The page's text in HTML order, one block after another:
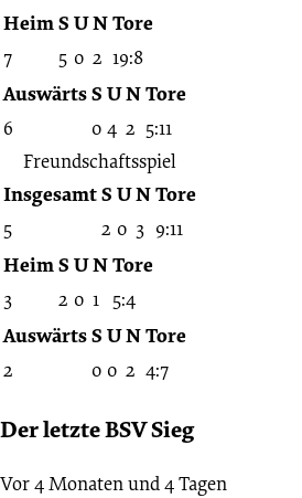
HeimS UNTore
7 5 0 2 19:8
AuswärtsS UNTore
6 0 4 2 5:11
Freundschaftsspiel
InsgesamtS UNTore
5 2 0 3 9:11
HeimS UNTore
3 2 0 1 5:4
AuswärtsS UNTore
2 0 0 2 4:7
Der letzte BSV Sieg
Vor 4 Monaten und 4 Tagen